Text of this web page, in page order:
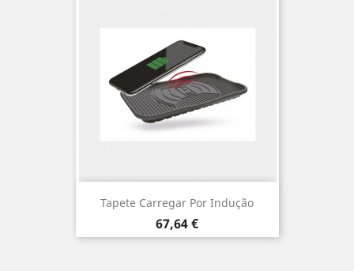
Tapete Carregar Por Indução
Preço
67,64 €